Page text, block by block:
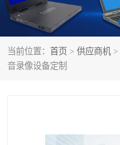
当前位置： 首页 > 供应商机 >
音录像设备定制
远程提讯